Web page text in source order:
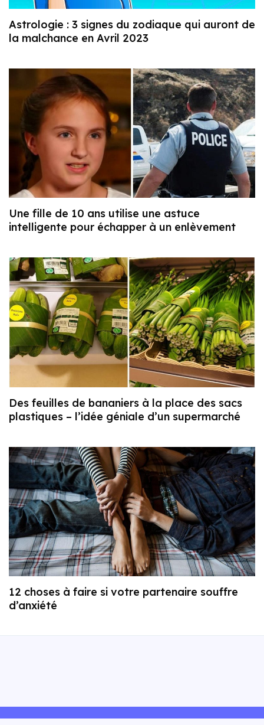
Astrologie : 3 signes du zodiaque qui auront de
la malchance en Avril 2023
Une fille de 10 ans utilise une astuce
intelligente pour échapper à un enlèvement
Des feuilles de bananiers à la place des sacs
plastiques – l’idée géniale d’un supermarché
12 choses à faire si votre partenaire souffre
d’anxiété